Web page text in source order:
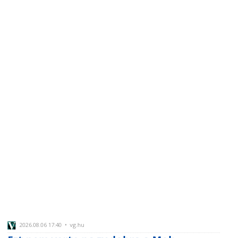
2026.08.06 17:40 • vg.hu